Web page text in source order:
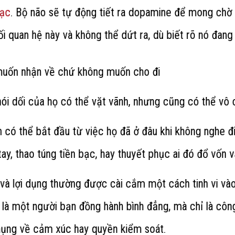
. Bộ não sẽ tự động tiết ra dopamine để mong
quan hệ này và không thể dứt ra, dù biết rõ nó
nhận về chứ không muốn cho đi
dối của họ có thể vặt vãnh, nhưng cũng có thể vô
có thể bắt đầu từ việc họ đã ở đâu khi không nghe
thao túng tiền bạc, hay thuyết phục ai đó đổ vốn
lợi dụng thường được cài cắm một cách tinh vi
một người bạn đồng hành bình đẳng, mà chỉ là
về cảm xúc hay quyền kiểm soát.